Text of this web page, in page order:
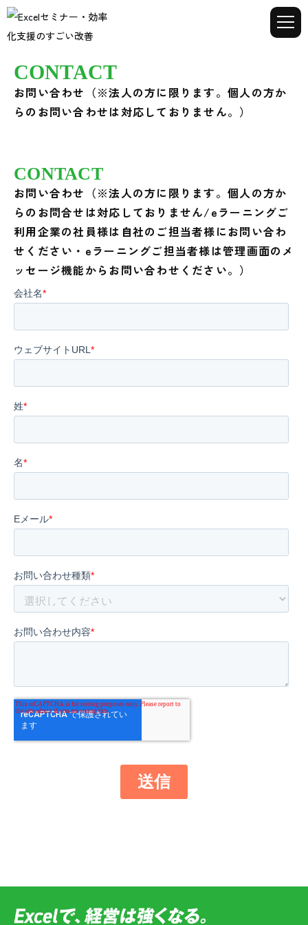
CONTACT
お問い合わせ（※法人の方に限ります。個人の方か
らのお問い合わせは対応しておりません。）
CONTACT
お問い合わせ（※法人の方に限ります。個人の方か
らのお問合せは対応しておりません/eラーニングご
利用企業の社員様は自社のご担当者様にお問い合わ
せください・eラーニングご担当者様は管理画面のメ
ッセージ機能からお問い合わせください。）